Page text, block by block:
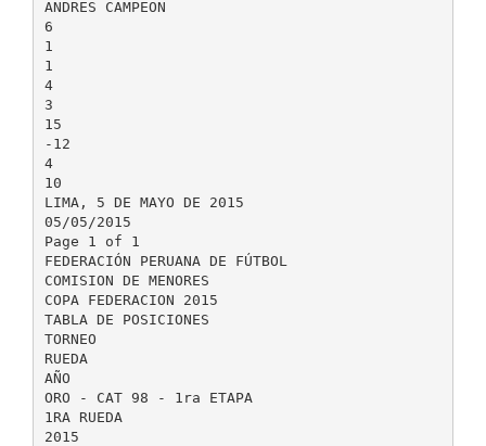
ANDRES CAMPEON
6
1
1
4
3
15
-12
4
10
LIMA, 5 DE MAYO DE 2015
05/05/2015
Page 1 of 1
FEDERACIÓN PERUANA DE FÚTBOL
COMISION DE MENORES
COPA FEDERACION 2015
TABLA DE POSICIONES
TORNEO
RUEDA
AÑO
ORO - CAT 98 - 1ra ETAPA
1RA RUEDA
2015